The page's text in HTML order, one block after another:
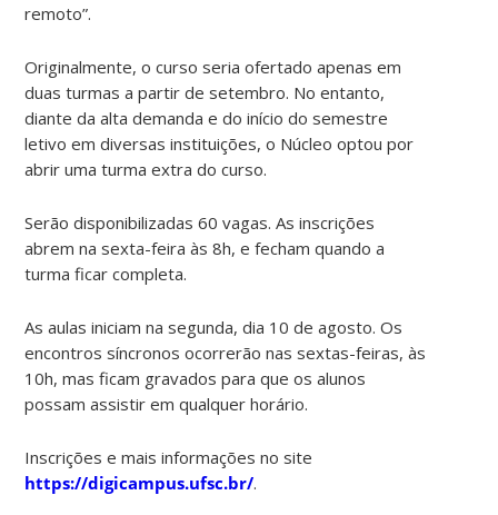
remoto”.
Originalmente, o curso seria ofertado apenas em
duas turmas a partir de setembro. No entanto,
diante da alta demanda e do início do semestre
letivo em diversas instituições, o Núcleo optou por
abrir uma turma extra do curso.
Serão disponibilizadas 60 vagas. As inscrições
abrem na sexta-feira às 8h, e fecham quando a
turma ficar completa.
As aulas iniciam na segunda, dia 10 de agosto. Os
encontros síncronos ocorrerão nas sextas-feiras, às
10h, mas ficam gravados para que os alunos
possam assistir em qualquer horário.
Inscrições e mais informações no site
https://digicampus.ufsc.br/.